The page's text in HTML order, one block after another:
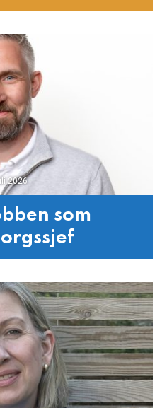
2026
som